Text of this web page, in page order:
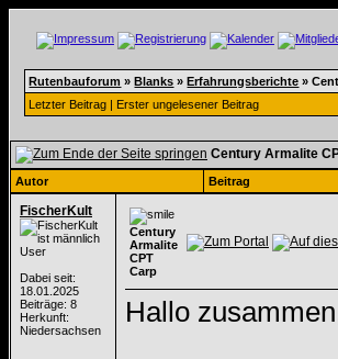
Rutenbauforum »Blanks »Erfahrungsberichte »
Letzter Beitrag | Erster ungelesener Beitrag
Century Armalite
Autor Beitrag
FischerKult
User
Dabei seit:
18.01.2025
Beiträge: 8
Herkunft:
Niedersachsen
Century
Armalite
CPT
Carp
Hallo